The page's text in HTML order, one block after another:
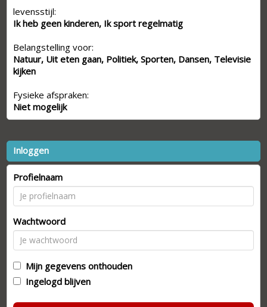
levensstijl:
Ik heb geen kinderen, Ik sport regelmatig
Belangstelling voor:
Natuur, Uit eten gaan, Politiek, Sporten, Dansen, Televisie
kijken
Fysieke afspraken:
Niet mogelijk
Inloggen
Profielnaam
Wachtwoord
Mijn gegevens onthouden
Ingelogd blijven